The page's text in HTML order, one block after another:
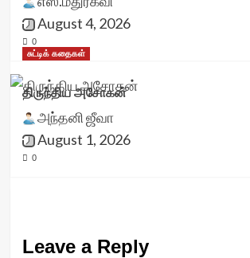
August 4, 2026
0
சுட்டிக் கதைகள்
திருந்திய அசோகன்
அந்தனி ஜீவா
August 1, 2026
0
Leave a Reply